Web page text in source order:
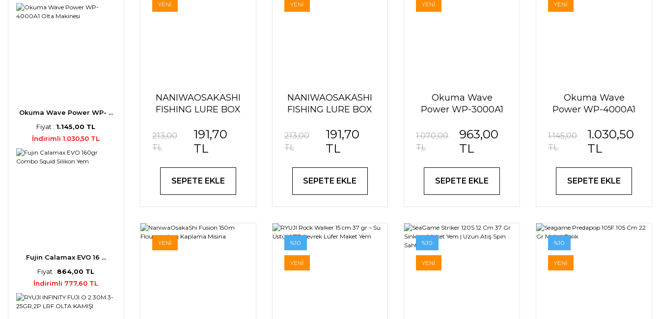
Okuma Wave Power WP- ...
Fiyat : 1.145,00 TL
İndirimli 1.030,50 TL
Fujin Calamax EVO 16 ...
Fiyat : 864,00 TL
İndirimli 777,60 TL
YENİ
NANIWAOSAKASHI
FISHING LURE BOX
2
213,00
TL
191,70
TL
SEPETE EKLE
YENİ
NANIWAOSAKASHI
FISHING LURE BOX
MAVI
213,00
TL
191,70
TL
SEPETE EKLE
YENİ
Okuma Wave
Power WP-3000A1
1.070,00
TL
963,00
TL
SEPETE EKLE
YENİ
Okuma Wave
Power WP-4000A1
1.145,00
TL
1.030,50
TL
SEPETE EKLE
YENİ %10
YENİ
%10
YENİ
%10
YENİ